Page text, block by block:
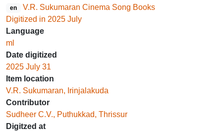
en
V.R. Sukumaran Cinema Song Books
Digitized in 2025 July
Language
ml
Date digitized
2025 July 31
Item location
V.R. Sukumaran, Irinjalakuda
Contributor
Sudheer C.V., Puthukkad, Thrissur
Digitzed at